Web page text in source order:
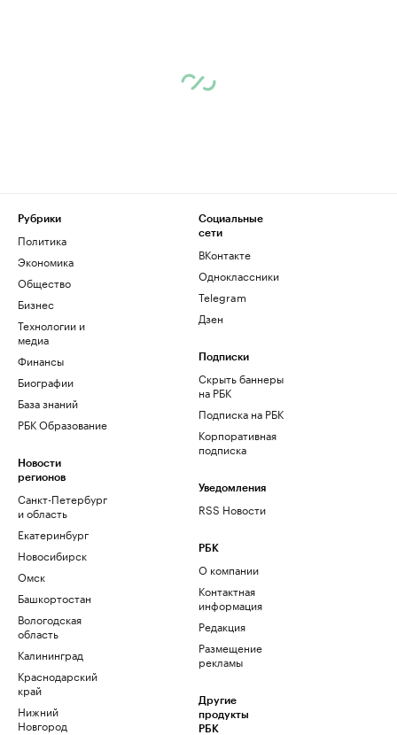
Рубрики
Политика
Экономика
Общество
Бизнес
Технологии и
медиа
Финансы
Биографии
База знаний
РБК Образование
Новости
регионов
Санкт-Петербург
и область
Екатеринбург
Новосибирск
Омск
Башкортостан
Вологодская
область
Калининград
Краснодарский
край
Нижний
Новгород
Социальные
сети
ВКонтакте
Одноклассники
Telegram
Дзен
Подписки
Скрыть баннеры
на РБК
Подписка на РБК
Корпоративная
подписка
Уведомления
RSS Новости
РБК
О компании
Контактная
информация
Редакция
Размещение
рекламы
Другие
продукты
РБК